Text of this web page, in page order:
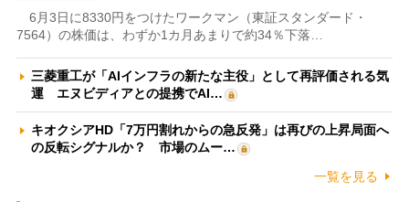
6月3日に8330円をつけたワークマン（東証スタンダード・
7564）の株価は、わずか1カ月あまりで約34％下落…
三菱重工が「AIインフラの新たな主役」として再評価される気
運 エヌビディアとの提携でAI…
キオクシアHD「7万円割れからの急反発」は再びの上昇局面へ
の反転シグナルか？ 市場のムー…
一覧を見る